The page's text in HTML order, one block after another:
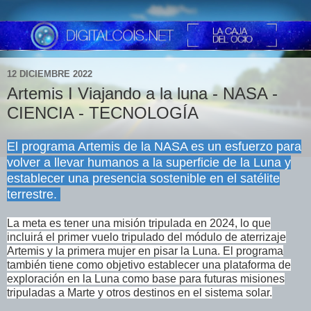
12 DICIEMBRE 2022
Artemis I Viajando a la luna - NASA -
CIENCIA - TECNOLOGÍA
El programa Artemis de la NASA es un esfuerzo para
volver a llevar humanos a la superficie de la Luna y
establecer una presencia sostenible en el satélite
terrestre.
La meta es tener una misión tripulada en 2024, lo que
incluirá el primer vuelo tripulado del módulo de aterrizaje
Artemis y la primera mujer en pisar la Luna. El programa
también tiene como objetivo establecer una plataforma de
exploración en la Luna como base para futuras misiones
tripuladas a Marte y otros destinos en el sistema solar.